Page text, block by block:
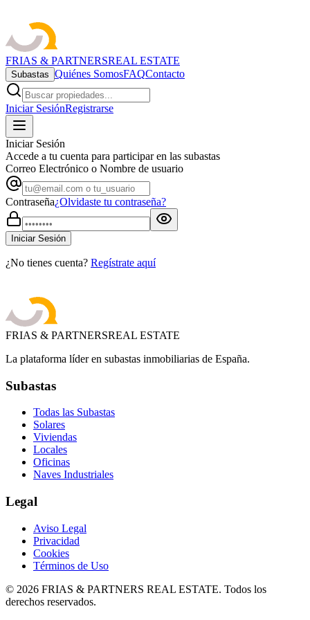
FRIAS & PARTNERSREAL ESTATE
Subastas Quiénes SomosFAQContacto
Iniciar SesiónRegistrarse
Iniciar Sesión
Accede a tu cuenta para participar en las subastas
Correo Electrónico o Nombre de usuario
Contraseña¿Olvidaste tu contraseña?
Iniciar Sesión
¿No tienes cuenta? Regístrate aquí
FRIAS & PARTNERSREAL ESTATE
La plataforma líder en subastas inmobiliarias de España.
Subastas
Todas las Subastas
Solares
Viviendas
Locales
Oficinas
Naves Industriales
Legal
Aviso Legal
Privacidad
Cookies
Términos de Uso
© 2026 FRIAS & PARTNERS REAL ESTATE. Todos los
derechos reservados.